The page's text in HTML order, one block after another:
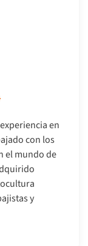
en
con los
el mundo de
y